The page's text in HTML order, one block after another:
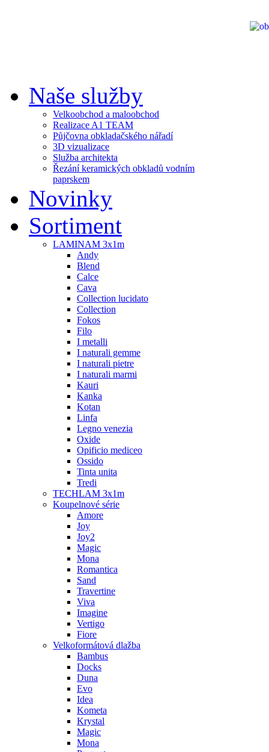
Naše služby
Velkoobchod a maloobchod
Realizace A1 TEAM
Půjčovna obkladačského nářadí
3D vizualizace
Služba architekta
Řezání keramických obkladů vodním
paprskem
Novinky
Sortiment
LAMINAM 3x1m
Andy
Blend
Calce
Cava
Collection lucidato
Collection
Fokos
Filo
I metalli
I naturali gemme
I naturali pietre
I naturali marmi
Kauri
Kanka
Kotan
Linfa
Legno venezia
Oxide
Opificio mediceo
Ossido
Tinta unita
Tredi
TECHLAM 3x1m
Koupelnové série
Amore
Joy
Joy2
Magic
Mona
Romantica
Sand
Travertine
Viva
Imagine
Vertigo
Fiore
Velkoformátová dlažba
Bambus
Docks
Duna
Evo
Idea
Kometa
Krystal
Magic
Mona